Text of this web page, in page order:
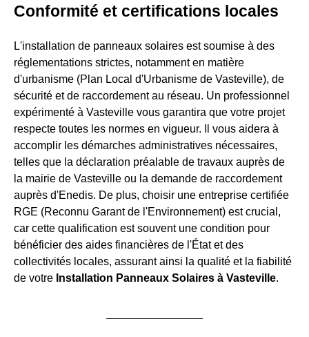
Conformité et certifications locales
L'installation de panneaux solaires est soumise à des
réglementations strictes, notamment en matière
d'urbanisme (Plan Local d'Urbanisme de Vasteville), de
sécurité et de raccordement au réseau. Un professionnel
expérimenté à Vasteville vous garantira que votre projet
respecte toutes les normes en vigueur. Il vous aidera à
accomplir les démarches administratives nécessaires,
telles que la déclaration préalable de travaux auprès de
la mairie de Vasteville ou la demande de raccordement
auprès d'Enedis. De plus, choisir une entreprise certifiée
RGE (Reconnu Garant de l'Environnement) est crucial,
car cette qualification est souvent une condition pour
bénéficier des aides financières de l'État et des
collectivités locales, assurant ainsi la qualité et la fiabilité
de votre Installation Panneaux Solaires à Vasteville.